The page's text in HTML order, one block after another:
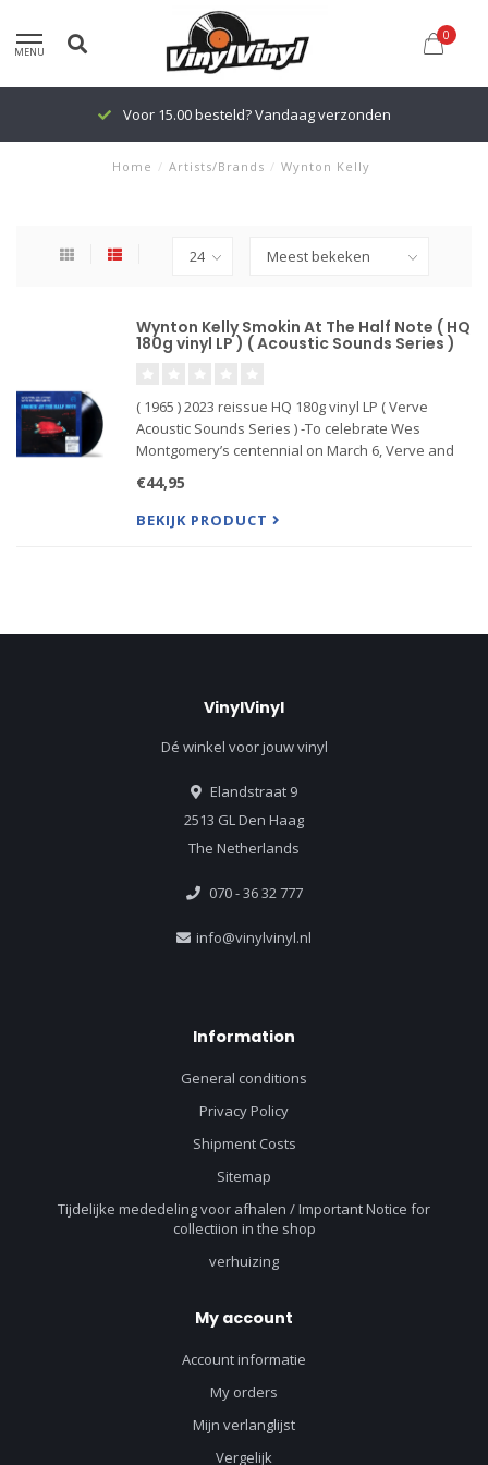
MENU
0
Voor 15.00 besteld? Vandaag verzonden
Home / Artists/Brands / Wynton Kelly
Wynton Kelly Smokin At The Half Note ( HQ
180g vinyl LP ) ( Acoustic Sounds Series )
( 1965 ) 2023 reissue HQ 180g vinyl LP ( Verve
Acoustic Sounds Series ) -To celebrate Wes
Montgomery’s centennial on March 6, Verve and
Smokin’ At The Half Note –essential listening for
anyone who wants to
€44,95
BEKIJK PRODUCT
VinylVinyl
Dé winkel voor jouw vinyl
Elandstraat 9
2513 GL Den Haag
The Netherlands
070 - 36 32 777
info@vinylvinyl.nl
Information
General conditions
Privacy Policy
Shipment Costs
Sitemap
Tijdelijke mededeling voor afhalen / Important Notice for
collectiion in the shop
verhuizing
My account
Account informatie
My orders
Mijn verlanglijst
Vergelijk